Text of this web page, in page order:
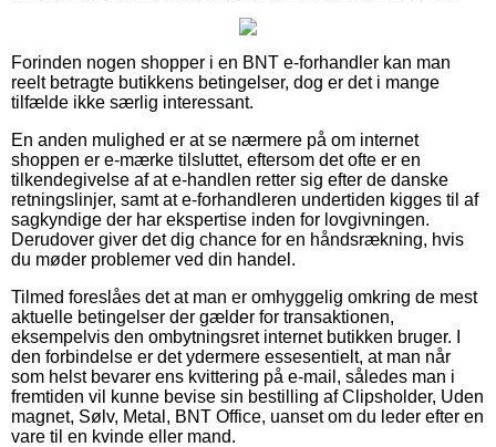
Forinden nogen shopper i en BNT e-forhandler kan man
reelt betragte butikkens betingelser, dog er det i mange
tilfælde ikke særlig interessant.
En anden mulighed er at se nærmere på om internet
shoppen er e-mærke tilsluttet, eftersom det ofte er en
tilkendegivelse af at e-handlen retter sig efter de danske
retningslinjer, samt at e-forhandleren undertiden kigges til af
sagkyndige der har ekspertise inden for lovgivningen.
Derudover giver det dig chance for en håndsrækning, hvis
du møder problemer ved din handel.
Tilmed foreslåes det at man er omhyggelig omkring de mest
aktuelle betingelser der gælder for transaktionen,
eksempelvis den ombytningsret internet butikken bruger. I
den forbindelse er det ydermere essesentielt, at man når
som helst bevarer ens kvittering på e-mail, således man i
fremtiden vil kunne bevise sin bestilling af Clipsholder, Uden
magnet, Sølv, Metal, BNT Office, uanset om du leder efter en
vare til en kvinde eller mand.